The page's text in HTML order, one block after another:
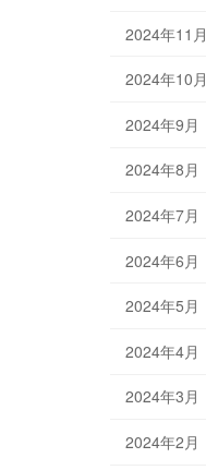
2024年11月
2024年10月
2024年9月
2024年8月
2024年7月
2024年6月
2024年5月
2024年4月
2024年3月
2024年2月